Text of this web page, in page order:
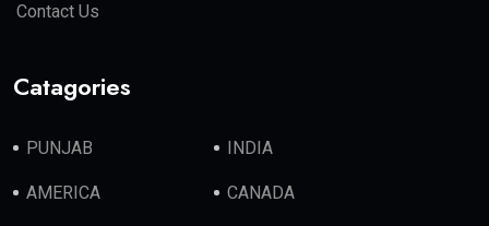
Contact Us
Catagories
PUNJAB INDIA
AMERICA CANADA